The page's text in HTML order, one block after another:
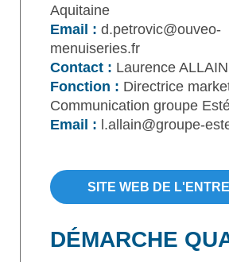
Aquitaine
Email : d.petrovic@ouveo-
menuiseries.fr
Contact : Laurence ALLAIN
Fonction : Directrice
Communication groupe
Email : l.allain@groupe-
SITE WEB DE
DÉMARCHE